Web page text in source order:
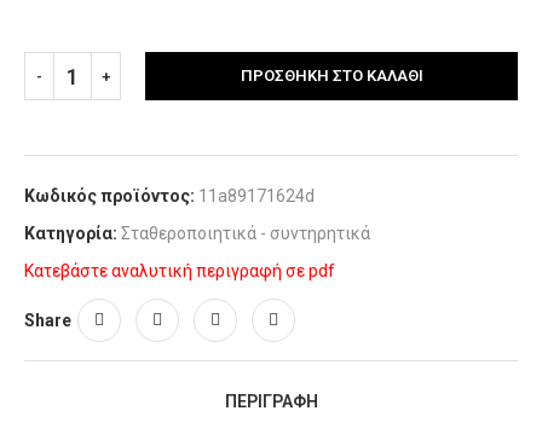
ΠΡΟΣΘΉΚΗ ΣΤΟ ΚΑΛΆΘΙ
Κωδικός προϊόντος: 11a89171624d
Κατηγορία: Σταθεροποιητικά - συντηρητικά
Κατεβάστε αναλυτική περιγραφή σε pdf
Share
ΠΕΡΙΓΡΑΦΉ